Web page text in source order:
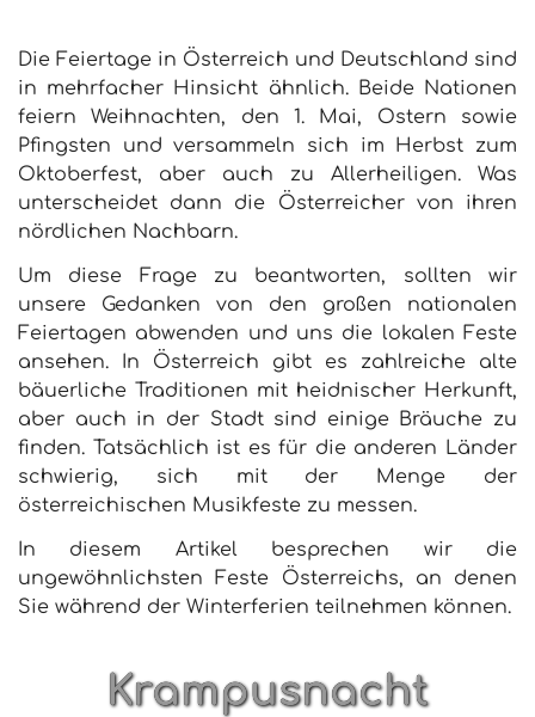
Die Feiertage in Österreich und Deutschland sind
in mehrfacher Hinsicht ähnlich. Beide Nationen
feiern Weihnachten, den 1. Mai, Ostern sowie
Pfingsten und versammeln sich im Herbst zum
Oktoberfest, aber auch zu Allerheiligen. Was
unterscheidet dann die Österreicher von ihren
nördlichen Nachbarn.
Um diese Frage zu beantworten, sollten wir
unsere Gedanken von den großen nationalen
Feiertagen abwenden und uns die lokalen Feste
ansehen. In Österreich gibt es zahlreiche alte
bäuerliche Traditionen mit heidnischer Herkunft,
aber auch in der Stadt sind einige Bräuche zu
finden. Tatsächlich ist es für die anderen Länder
schwierig, sich mit der Menge der
österreichischen Musikfeste zu messen.
In diesem Artikel besprechen wir die
ungewöhnlichsten Feste Österreichs, an denen
Sie während der Winterferien teilnehmen können.
Krampusnacht